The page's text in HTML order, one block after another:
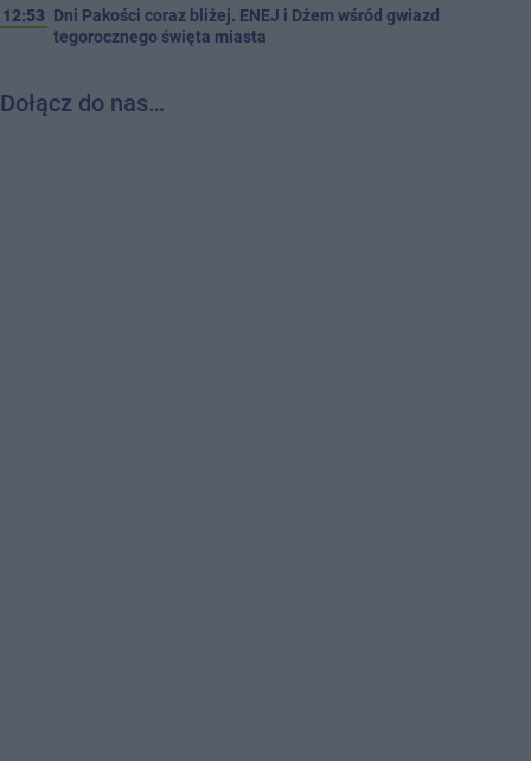
12:53 Dni Pakości coraz bliżej. ENEJ i Dżem wśród gwiazd
tegorocznego święta miasta
Dołącz do nas…